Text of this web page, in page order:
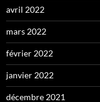
avril 2022
mars 2022
février 2022
janvier 2022
décembre 2021